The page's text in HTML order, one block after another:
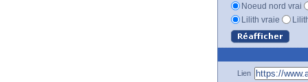
Noeud nord vrai
Lilith vraie
Lien